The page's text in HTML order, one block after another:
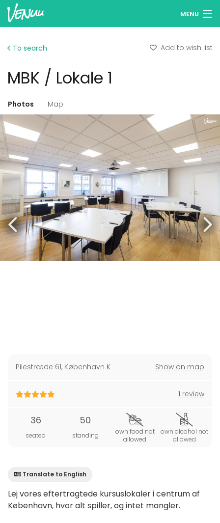
MENU
Add your venue
To search Add to wish list
MBK / Lokale 1
Photos Map
Pilestræde 61, København K Show on map
1 review
36
seated
50
standing
own food not
allowed
own alcohol not
allowed
Translate to English
Lej vores eftertragtede kursuslokaler i centrum af
København, hvor alt spiller, og intet mangler.